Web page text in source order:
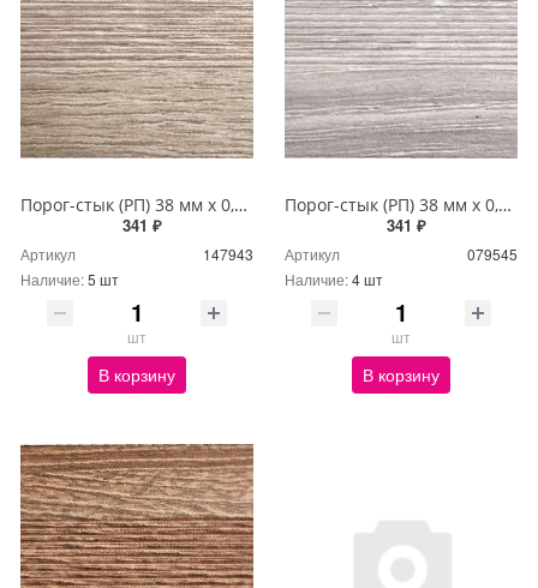
Порог-стык (РП) 38 мм х 0,9м Дуб аманд
341 ₽
Артикул
147943
Наличие:5 шт
шт
В корзину
Порог-стык (РП) 38 мм х 0,9м Дуб босфор
341 ₽
Артикул
079545
Наличие:4 шт
шт
В корзину